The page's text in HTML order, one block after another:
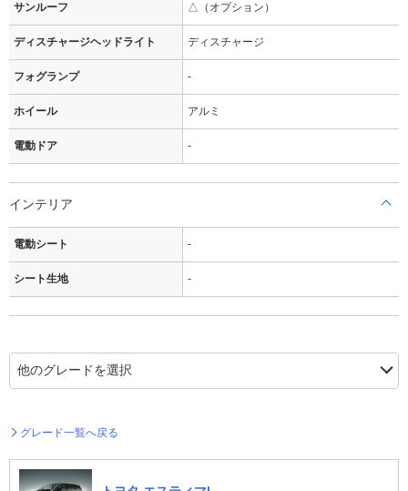
サンルーフ △（オプション）
ディスチャージヘッドライト ディスチャージ
フォグランプ -
ホイール アルミ
電動ドア -
インテリア
電動シート -
シート生地 -
グレード一覧へ戻る